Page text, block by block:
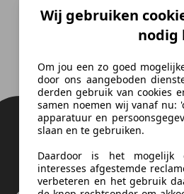
Wij gebruiken
nodig
Om jou een zo goed
door ons aangeboden
derden gebruik van cookies
samen noemen wij vanaf nu:
apparatuur en
slaan en te gebruiken.
Daardoor is het mogelijk
interesses afgestemde
verbeteren en het gebruik